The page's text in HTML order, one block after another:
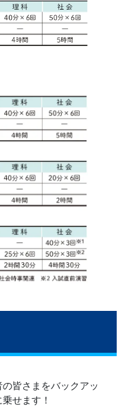
皆さまをバックアッ
せます！